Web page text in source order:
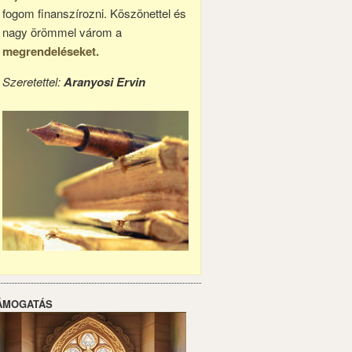
fogom finanszírozni. Köszönettel és
nagy örömmel várom a
megrendeléseket.
Szeretettel:Aranyosi Ervin